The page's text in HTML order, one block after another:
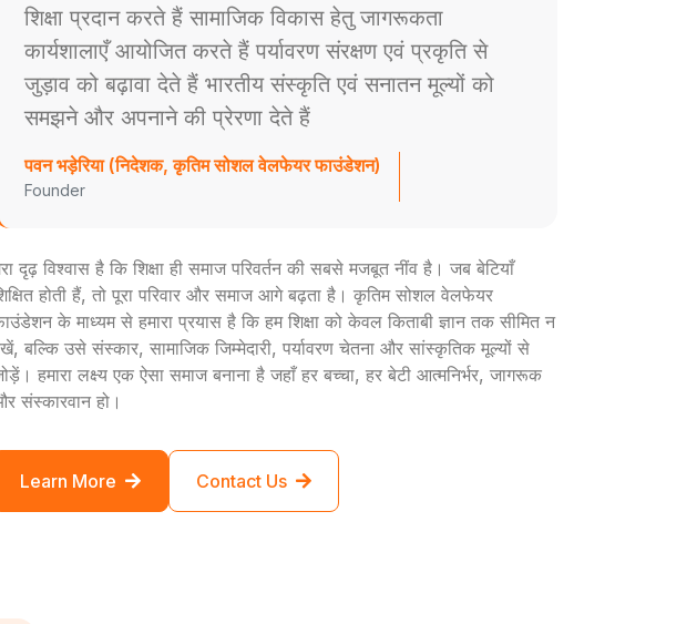
शिक्षा प्रदान करते हैं सामाजिक विकास हेतु जागरूकता
कार्यशालाएँ आयोजित करते हैं पर्यावरण संरक्षण एवं प्रकृति से
जुड़ाव को बढ़ावा देते हैं भारतीय संस्कृति एवं सनातन मूल्यों को
समझने और अपनाने की प्रेरणा देते हैं
पवन भड़ेरिया (निदेशक, कृतिम सोशल वेलफेयर फाउंडेशन)
Founder
दृढ़ विश्वास है कि शिक्षा ही समाज परिवर्तन की सबसे मजबूत नींव है। जब बेटियाँ
होती हैं, तो पूरा परिवार और समाज आगे बढ़ता है। कृतिम सोशल वेलफेयर
के माध्यम से हमारा प्रयास है कि हम शिक्षा को केवल किताबी ज्ञान तक सीमित न
बल्कि उसे संस्कार, सामाजिक जिम्मेदारी, पर्यावरण चेतना और सांस्कृतिक मूल्यों से
हमारा लक्ष्य एक ऐसा समाज बनाना है जहाँ हर बच्चा, हर बेटी आत्मनिर्भर, जागरूक
संस्कारवान हो।
Learn More Contact Us